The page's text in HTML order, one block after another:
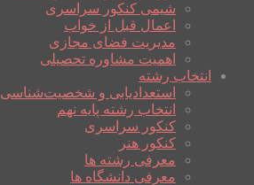
شیمی کنکور سراسری
اعمال قبل از خواب
مدیریت فضای مجازی
اهمیت مشاوره تحصیلی
انتخاب رشته
استعدادیابی و شخصیت‌شناسی
انتخاب رشته پایه نهم
کنکور سراسری
کنکور هنر
معرفی رشته ها
معرفی دانشگاه ها